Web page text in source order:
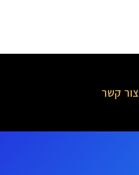
צור קשר